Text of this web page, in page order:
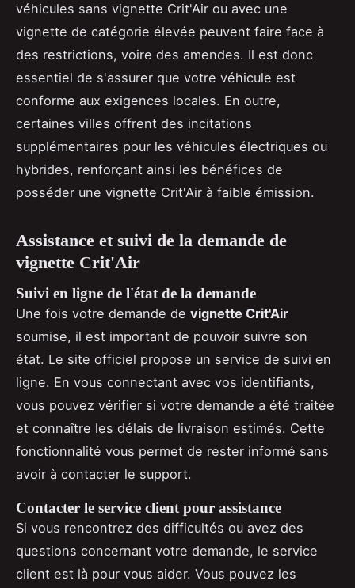
véhicules sans vignette Crit'Air ou avec une
vignette de catégorie élevée peuvent faire face à
des restrictions, voire des amendes. Il est donc
essentiel de s'assurer que votre véhicule est
conforme aux exigences locales. En outre,
certaines villes offrent des incitations
supplémentaires pour les véhicules électriques ou
hybrides, renforçant ainsi les bénéfices de
posséder une vignette Crit'Air à faible émission.
Assistance et suivi de la demande de
vignette Crit'Air
Suivi en ligne de l'état de la demande
Une fois votre demande de vignette Crit'Air
soumise, il est important de pouvoir suivre son
état. Le site officiel propose un service de suivi en
ligne. En vous connectant avec vos identifiants,
vous pouvez vérifier si votre demande a été traitée
et connaître les délais de livraison estimés. Cette
fonctionnalité vous permet de rester informé sans
avoir à contacter le support.
Contacter le service client pour assistance
Si vous rencontrez des difficultés ou avez des
questions concernant votre demande, le service
client est là pour vous aider. Vous pouvez les